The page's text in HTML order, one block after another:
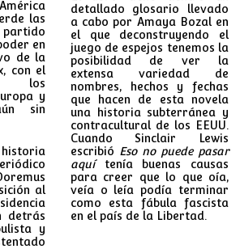
las
en
de la
con el
los
y
sin
historia
al
detrás
y
detallado glosario llevado
a cabo por Amaya Bozal en
el que deconstruyendo el
juego de espejos tenemos la
posibilidad de ver la
extensa variedad de
nombres, hechos y fechas
que hacen de esta novela
una historia subterránea y
contracultural de los EEUU.
Cuando Sinclair Lewis
escribió Eso no puede pasar
aquítenía buenas causas
para creer que lo que oía,
veía o leía podía terminar
como esta fábula fascista
en el país de la Libertad.